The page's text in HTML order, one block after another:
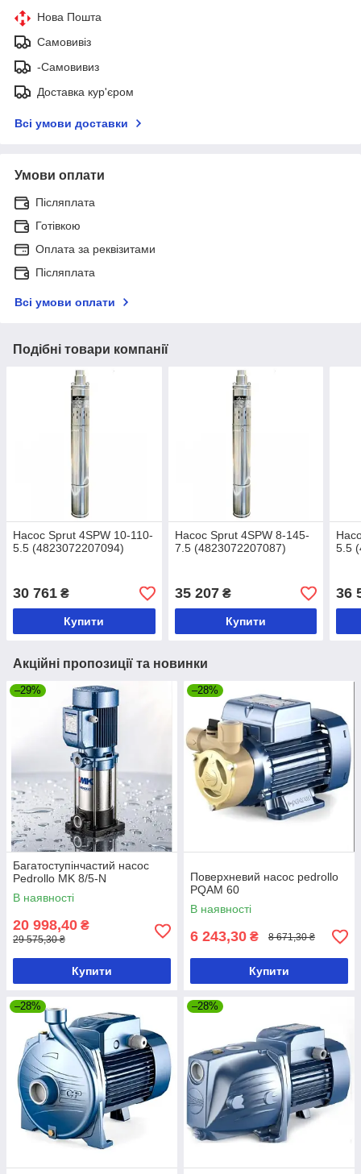
Нова Пошта
Самовивіз
-Самовивиз
Доставка кур'єром
Всі умови доставки
Умови оплати
Післяплата
Готівкою
Оплата за реквізитами
Післяплата
Всі умови оплати
Подібні товари компанії
Насос Sprut 4SPW 10-110-
5.5 (4823072207094)
30 761 ₴
Купити
Насос Sprut 4SPW 8-145-
7.5 (4823072207087)
35 207₴
Купити
5.5
36
Акційні пропозиції та новинки
–29%
Багатоступінчастий насос
Pedrollo MK 8/5-N
В наявності
20 998,40 ₴
29 575,30 ₴
Купити
–28%
Поверхневий насос pedrollo
PQAM 60
В наявності
6 243,30 ₴ 8 671,30 ₴
Купити
–28% –28%